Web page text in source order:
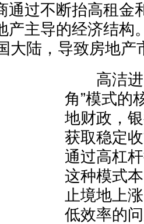
通过不断抬高租金
产主导的经济结构
大陆，导致房地产
高洁进
角”模式的
地财政，
获取稳定
通过高杠
这种模式
止境地上
低效率的